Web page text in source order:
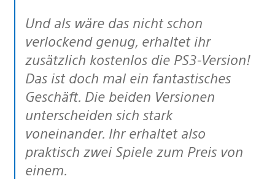
Und als wäre das nicht schon
verlockend genug, erhaltet ihr
zusätzlich kostenlos die PS3-Version!
Das ist doch mal ein fantastisches
Geschäft. Die beiden Versionen
unterscheiden sich stark
voneinander. Ihr erhaltet also
praktisch zwei Spiele zum Preis von
einem.